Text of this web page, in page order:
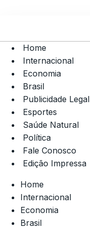
Home
Internacional
Economia
Brasil
Publicidade Legal
Esportes
Saúde Natural
Política
Fale Conosco
Edição Impressa
Home
Internacional
Economia
Brasil